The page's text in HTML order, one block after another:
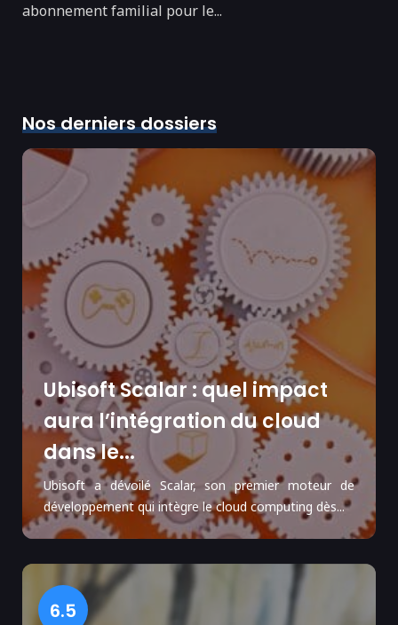
abonnement familial pour le...
Nos derniers dossiers
Ubisoft Scalar : quel impact
aura l’intégration du cloud
dans le...
Ubisoft a dévoilé Scalar, son premier moteur de
développement qui intègre le cloud computing dès...
6.5